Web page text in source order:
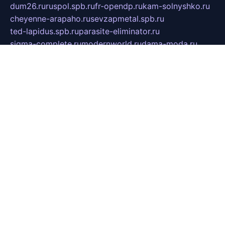
dum26.ruruspol.spb.rufr-opendp.rukam-solnyshko.ru
cheyenne-arapaho.rusevzapmetal.spb.ru
ted-lapidus.spb.ruparasite-eliminator.ru
sigma-complete.rumodernworld.rudama-moda.ru